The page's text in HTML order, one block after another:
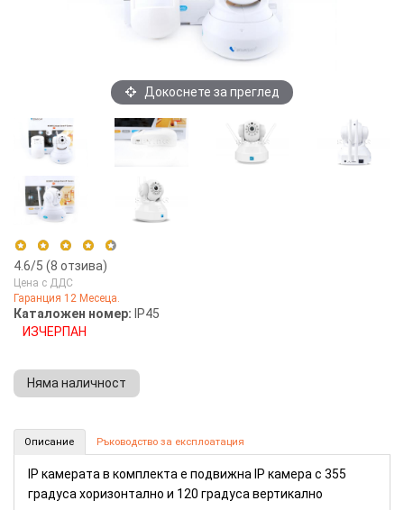
Докоснете за преглед
4.6/5 (8 отзива)
5 stars
4 stars
2 stars
Цена с ДДС
Гаранция 12 Месеца.
Каталожен номер: IP45
ИЗЧЕРПАН
Няма наличност
Описание Ръководство за експлоатация
IP камерата в комплекта е подвижна IP камера с 355
градуса хоризонтално и 120 градуса вертикално